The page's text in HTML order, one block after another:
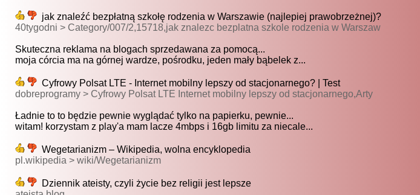
jak znaleźć bezpłatną szkołę rodzenia w Warszawie (najlepiej prawobrzeżnej)?
40tygodni > Category/007/2,15718,jak znalezc bezplatna szkole rodzenia w Warszaw
Skuteczna reklama na blogach sprzedawana za pomocą...
moja córcia ma na górnej wardze, pośrodku, jeden mały bąbelek z...
Cyfrowy Polsat LTE - Internet mobilny lepszy od stacjonarnego? | Test
dobreprogramy > Cyfrowy Polsat LTE Internet mobilny lepszy od stacjonarnego,Arty
Ładnie to to będzie pewnie wyglądać tylko na papierku, pewnie...
witam! korzystam z play'a mam lacze 4mbps i 16gb limitu za niecale...
Wegetarianizm – Wikipedia, wolna encyklopedia
pl.wikipedia > wiki/Wegetarianizm
Dziennik ateisty, czyli życie bez religii jest lepsze